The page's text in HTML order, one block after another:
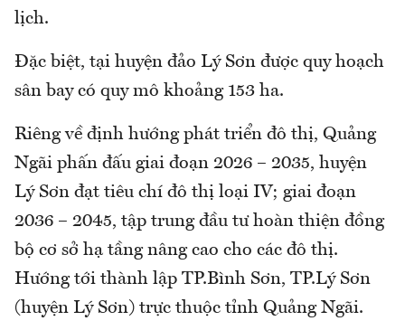
lịch.
Đặc biệt, tại huyện đảo Lý Sơn được quy hoạch
sân bay có quy mô khoảng 153 ha.
Riêng về định hướng phát triển đô thị, Quảng
Ngãi phấn đấu giai đoạn 2026 – 2035, huyện
Lý Sơn đạt tiêu chí đô thị loại IV; giai đoạn
2036 – 2045, tập trung đầu tư hoàn thiện đồng
bộ cơ sở hạ tầng nâng cao cho các đô thị.
Hướng tới thành lập TP.Bình Sơn, TP.Lý Sơn
(huyện Lý Sơn) trực thuộc tỉnh Quảng Ngãi.